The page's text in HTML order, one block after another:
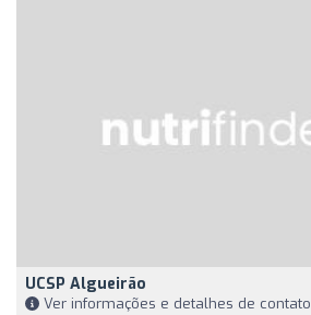
UCSP Algueirão
Ver informações e detalhes de contato